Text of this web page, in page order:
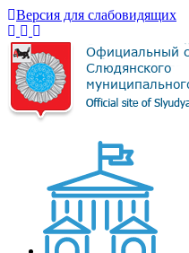
Версия для слабовидящих